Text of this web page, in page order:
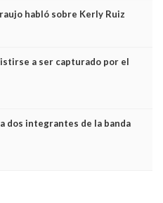
habló sobre Kerly Ruiz
a ser capturado por el
dos integrantes de la banda